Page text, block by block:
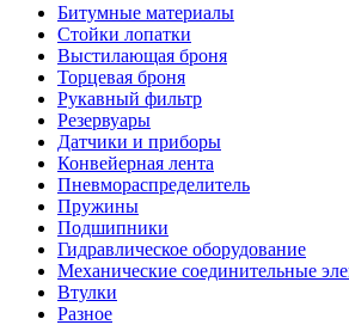
Битумные материалы
Стойки лопатки
Выстилающая броня
Торцевая броня
Рукавный фильтр
Резервуары
Датчики и приборы
Конвейерная лента
Пневмораспределитель
Пружины
Подшипники
Гидравлическое оборудование
Механические соединительные
Втулки
Разное